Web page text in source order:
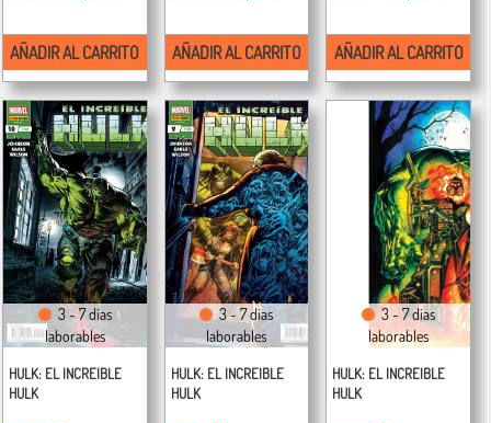
AÑADIR AL CARRITO AÑADIR AL CARRITO AÑADIR AL CARRITO
3 - 7 días
laborables
HULK: EL INCREIBLE
HULK
3 - 7 días
laborables
HULK: EL INCREIBLE
HULK
3 - 7 días
laborables
HULK: EL INCREIBLE
HULK